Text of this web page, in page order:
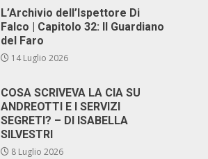
L’Archivio dell’Ispettore Di
Falco | Capitolo 32: Il Guardiano
del Faro
14 Luglio 2026
COSA SCRIVEVA LA CIA SU
ANDREOTTI E I SERVIZI
SEGRETI? – DI ISABELLA
SILVESTRI
8 Luglio 2026